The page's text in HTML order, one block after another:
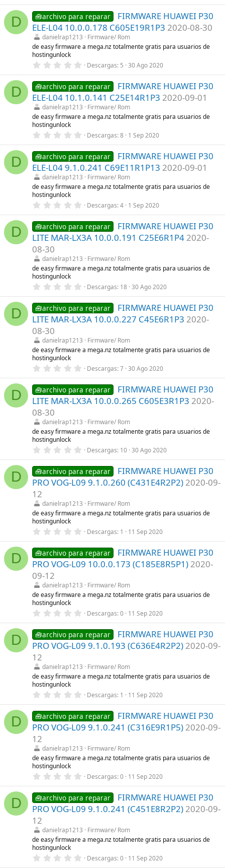
(
s
)
0
0
e
s
t
r
e
(
s
)
D 🧰archivo para reparar
FIRMWARE HUAWEI P30
ELE-L04 10.0.0.178 C605E19R1P3 2020-08-30
danielrap1213
Firmware/ Rom
de easy firmware a mega.nz totalmente gratis para usuarios de
hostingunlock
0
0
0
e
s
t
r
e
(
s
)
Descargas 5 30 Ago 2020
D 🧰archivo para reparar
FIRMWARE HUAWEI P30
ELE-L04 10.1.0.141 C25E14R1P3 2020-09-01
danielrap1213
Firmware/ Rom
de easy firmware a mega.nz totalmente gratis para usuarios de
hostingunlock
0
0
0
e
s
t
r
e
(
s
)
Descargas 8 1 Sep 2020
D 🧰archivo para reparar
FIRMWARE HUAWEI P30
ELE-L04 9.1.0.241 C69E11R1P13 2020-09-01
danielrap1213
Firmware/ Rom
de easy firmware a mega.nz totalmente gratis para usuarios de
hostingunlock
0
0
0
e
s
e
l
s
)
Descargas 4 1 Sep 2020
D 🧰archivo para reparar
FIRMWARE HUAWEI P30
LITE MAR-LX3A 10.0.0.191 C25E6R1P4 2020-
08-30
danielrap1213
Firmware/ Rom
de easy firmware a mega.nz totalmente gratis para usuarios de
hostingunlock
0
0
0
e
s
e
l
s
)
Descargas 18 30 Ago 2020
D 🧰archivo para reparar
FIRMWARE HUAWEI P30
LITE MAR-LX3A 10.0.0.227 C45E6R1P3 2020-
08-30
danielrap1213
Firmware/ Rom
de easy firmware a mega.nz totalmente gratis para usuarios de
hostingunlock
0
0
0
e
s
e
l
s
)
Descargas 7 30 Ago 2020
D 🧰archivo para reparar
FIRMWARE HUAWEI P30
LITE MAR-LX3A 10.0.0.265 C605E3R1P3 2020-
08-30
danielrap1213
Firmware/ Rom
de easy firmware a mega.nz totalmente gratis para usuarios de
hostingunlock
0
0
0
e
s
e
l
s
)
Descargas 10 30 Ago 2020
D 🧰archivo para reparar
FIRMWARE HUAWEI P30
PRO VOG-L09 9.1.0.260 (C431E4R2P2) 2020-09-
12
danielrap1213
Firmware/ Rom
de easy firmware a mega.nz totalmente gratis para usuarios de
hostingunlock
0
0
0
e
s
e
l
s
)
Descargas 1 11 Sep 2020
D 🧰archivo para reparar
FIRMWARE HUAWEI P30
PRO VOG-L09 10.0.0.173 (C185E8R5P1) 2020-
09-12
danielrap1213
Firmware/ Rom
de easy firmware a mega.nz totalmente gratis para usuarios de
hostingunlock
0
0
0
e
s
e
l
s
)
Descargas 0 11 Sep 2020
D 🧰archivo para reparar
FIRMWARE HUAWEI P30
PRO VOG-L09 9.1.0.193 (C636E4R2P2) 2020-09-
12
danielrap1213
Firmware/ Rom
de easy firmware a mega.nz totalmente gratis para usuarios de
hostingunlock
0
0
0
e
s
e
l
s
)
Descargas 1 11 Sep 2020
D 🧰archivo para reparar
FIRMWARE HUAWEI P30
PRO VOG-L09 9.1.0.241 (C316E9R1P5) 2020-09-
12
danielrap1213
Firmware/ Rom
de easy firmware a mega.nz totalmente gratis para usuarios de
hostingunlock
0
0
0
e
s
e
l
Descargas 0 11 Sep 2020
D 🧰archivo para reparar
FIRMWARE HUAWEI P30
PRO VOG-L09 9.1.0.241 (C451E8R2P2) 2020-09-
12
danielrap1213
Firmware/ Rom
de easy firmware a mega.nz totalmente gratis para usuarios de
hostingunlock
0 Descargas 0 11 Sep 2020